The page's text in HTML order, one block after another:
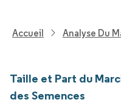
Accueil Analyse Du
Taille et Part du
des Semences